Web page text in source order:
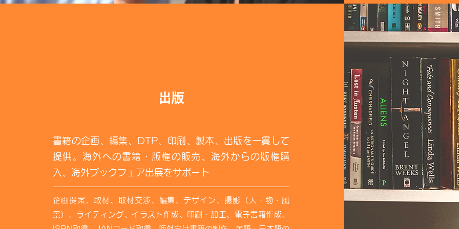
出版
書籍の企画、編集、DTP、印刷、製本、出版を一貫して
提供。海外への書籍・版権の販売、海外からの版権購
入、海外ブックフェア出展をサポート
企画提案、取材、取材交渉、編集、デザイン、撮影（人・物・風
景）、ライティング、イラスト作成、印刷・加工、電子書籍作成、